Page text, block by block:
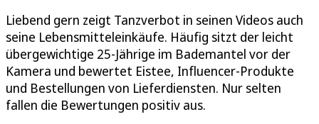
Liebend gern zeigt Tanzverbot in seinen Videos auch
seine Lebensmitteleinkäufe. Häufig sitzt der leicht
übergewichtige 25-Jährige im Bademantel vor der
Kamera und bewertet Eistee, Influencer-Produkte
und Bestellungen von Lieferdiensten. Nur selten
fallen die Bewertungen positiv aus.